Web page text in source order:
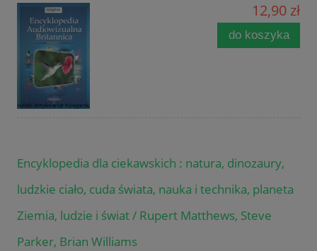
12,90 zł
do koszyka
Encyklopedia dla ciekawskich : natura, dinozaury,
ludzkie ciało, cuda świata, nauka i technika, planeta
Ziemia, ludzie i świat / Rupert Matthews, Steve
Parker, Brian Williams